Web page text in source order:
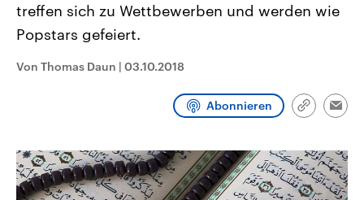
Bundesland von einer Koalition aus
Umfragen, Prognosen,
und Hintergründe zu den Parteien
und Kandidaten der anstehenden
mit großem Einfluss auf
Sendungen Programm
treffen sich zu Wettbewerben und werden wie
Popstars gefeiert.
Von Thomas Daun | 03.10.2018
Abonnieren
Link